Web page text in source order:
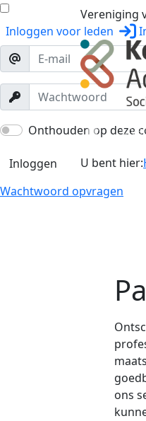
Inloggen voor leden
Onthouden op deze
Inloggen
Wachtwoord opvragen
Vereniging
U bent hier:
ons